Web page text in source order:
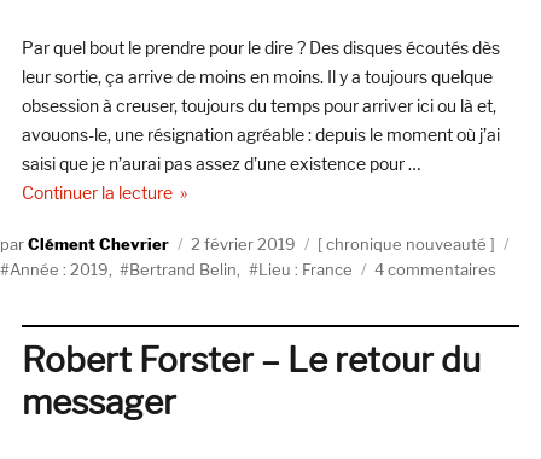
Par quel bout le prendre pour le dire ? Des disques écoutés dès
leur sortie, ça arrive de moins en moins. Il y a toujours quelque
obsession à creuser, toujours du temps pour arriver ici ou là et,
avouons-le, une résignation agréable : depuis le moment où j’ai
saisi que je n’aurai pas assez d’une existence pour …
Continuer la lecturede « Bertrand Belin, Persona (Cinq 7) »
AuteurClément Chevrier
Publié
le
2 février 2019 Catégories
chronique nouveauté
Année : 2019
Bertrand Belin Lieu : France 4 commentairessur
Robert Forster – Le retour du
messager